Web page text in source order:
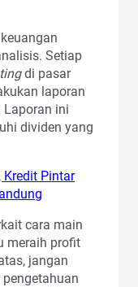
Setiap
di pasar
laporan
Laporan ini
dividen yang
Kredit Pintar
cara main
meraih profit
jangan